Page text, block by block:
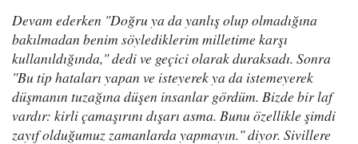
Devam ederken "Doğru ya da yanlış olup olmadığına
bakılmadan benim söylediklerim milletime karşı
kullanıldığında," dedi ve geçici olarak duraksadı. Sonra
"Bu tip hataları yapan ve isteyerek ya da istemeyerek
düşmanın tuzağına düşen insanlar gördüm. Bizde bir laf
vardır: kirli çamaşırını dışarı asma. Bunu özellikle şimdi
zayıf olduğumuz zamanlarda yapmayın." diyor. Sivillere